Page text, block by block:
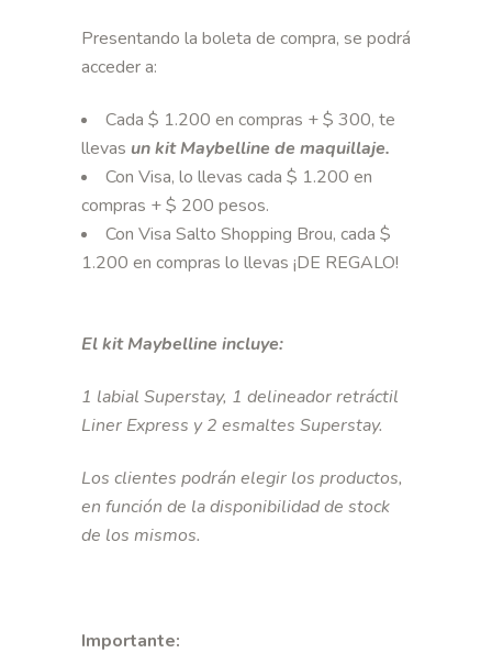
Presentando la boleta de compra, se podrá
acceder a:
Cada $ 1.200 en compras + $ 300, te
llevas un kit Maybelline de maquillaje.
Con Visa, lo llevas cada $ 1.200 en
compras + $ 200 pesos.
Con Visa Salto Shopping Brou, cada $
1.200 en compras lo llevas ¡DE REGALO!
El kit Maybelline incluye:
1 labial Superstay, 1 delineador retráctil
Liner Express y 2 esmaltes Superstay.
Los clientes podrán elegir los productos,
en función de la disponibilidad de stock
de los mismos.
Importante: